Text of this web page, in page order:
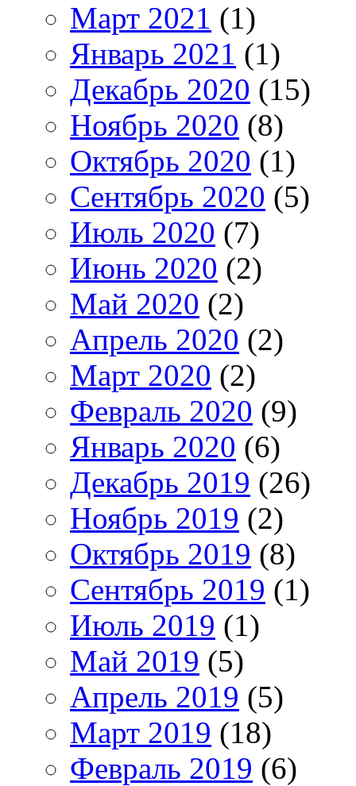
Март 2021 (1)
Январь 2021 (1)
Декабрь 2020 (15)
Ноябрь 2020 (8)
Октябрь 2020 (1)
Сентябрь 2020 (5)
Июль 2020 (7)
Июнь 2020 (2)
Май 2020 (2)
Апрель 2020 (2)
Март 2020 (2)
Февраль 2020 (9)
Январь 2020 (6)
Декабрь 2019 (26)
Ноябрь 2019 (2)
Октябрь 2019 (8)
Сентябрь 2019 (1)
Июль 2019 (1)
Май 2019 (5)
Апрель 2019 (5)
Март 2019 (18)
Февраль 2019 (6)